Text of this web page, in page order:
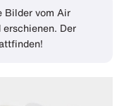
Bilder vom Air
Der